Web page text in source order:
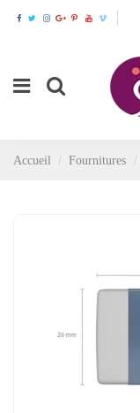
Accueil Fournitures